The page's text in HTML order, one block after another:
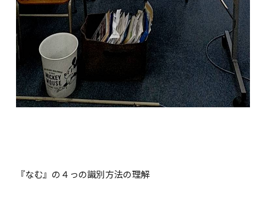
『なむ』の４っの識別方法の理解